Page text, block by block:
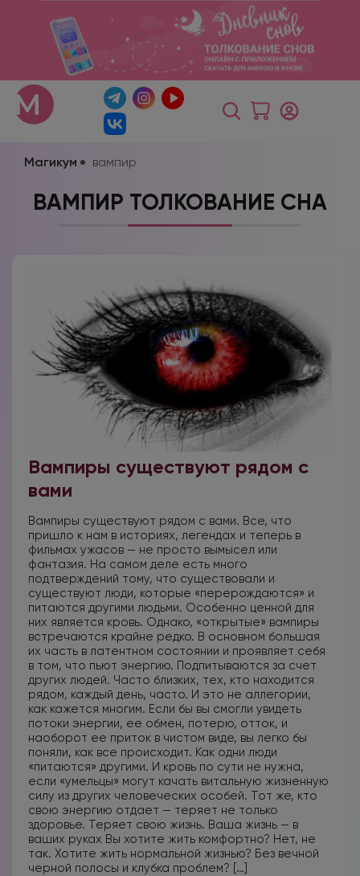
Магикум вампир
ВАМПИР ТОЛКОВАНИЕ СНА
Вампиры существуют рядом с
вами
Вампиры существуют рядом с вами. Все, что
пришло к нам в историях, легендах и теперь в
фильмах ужасов — не просто вымысел или
фантазия. На самом деле есть много
подтверждений тому, что существовали и
существуют люди, которые «перерождаются» и
питаются другими людьми. Особенно ценной для
них является кровь. Однако, «открытые» вампиры
встречаются крайне редко. В основном большая
их часть в латентном состоянии и проявляет себя
в том, что пьют энергию. Подпитываются за счет
других людей. Часто близких, тех, кто находится
рядом, каждый день, часто. И это не аллегории,
как кажется многим. Если бы вы смогли увидеть
потоки энергии, ее обмен, потерю, отток, и
наоборот ее приток в чистом виде, вы легко бы
поняли, как все происходит. Как одни люди
«питаются» другими. И кровь по сути не нужна,
если «умельцы» могут качать витальную жизненную
силу из других человеческих особей. Тот же, кто
свою энергию отдает — теряет не только
здоровье. Теряет свою жизнь. Ваша жизнь — в
ваших руках Вы хотите жить комфортно? Нет, не
так. Хотите жить нормальной жизнью? Без вечной
черной полосы и клубка проблем? […]